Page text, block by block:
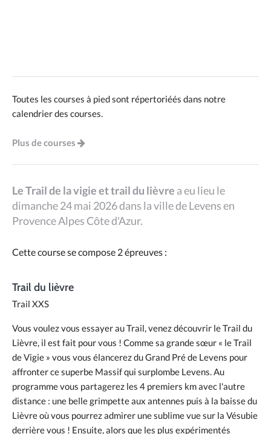
Toutes les courses à pied sont répertoriéés dans notre
calendrier des courses.
Plus de courses
Le Trail de la vigie et trail du lièvre a eu lieu le
dimanche 24 mai 2026 dans la ville de Levens en
Provence Alpes Côte d'Azur.
Cette course se compose 2 épreuves :
Trail du lièvre
Trail XXS
Vous voulez vous essayer au Trail, venez découvrir le Trail du
Lièvre, il est fait pour vous ! Comme sa grande sœur « le Trail
de Vigie » vous vous élancerez du Grand Pré de Levens pour
affronter ce superbe Massif qui surplombe Levens. Au
programme vous partagerez les 4 premiers km avec l'autre
distance : une belle grimpette aux antennes puis à la baisse du
Lièvre où vous pourrez admirer une sublime vue sur la Vésubie
derrière vous ! Ensuite, alors que les plus expérimentés